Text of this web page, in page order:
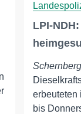
LPI-
erbeuteten
bis